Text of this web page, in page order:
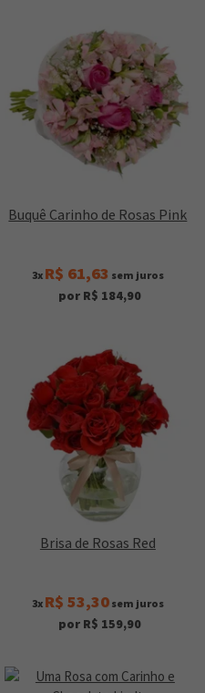
Buquê Carinho de Rosas Pink
3x R$ 61,63 sem juros
por R$ 184,90
Brisa de Rosas Red
3x R$ 53,30sem juros
por R$ 159,90